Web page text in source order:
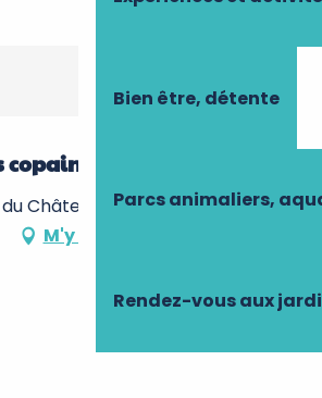
Bien être, détente
Parcs animaliers,
Rendez-vous aux
Château, 37500 Chinon
M'y rendre